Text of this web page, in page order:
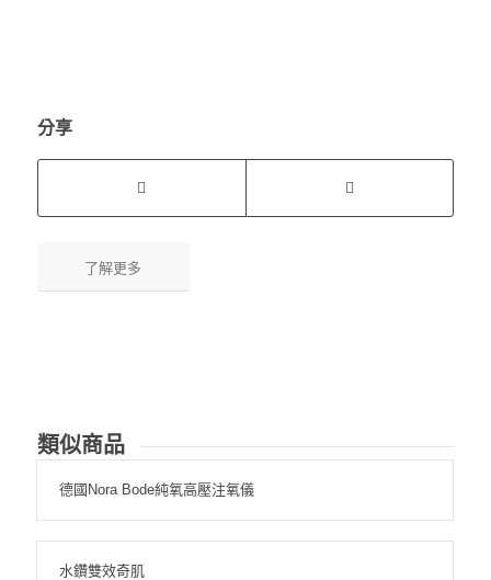
分享
了解更多
類似商品
德國Nora Bode純氧高壓注氧儀
水鑽雙效奇肌